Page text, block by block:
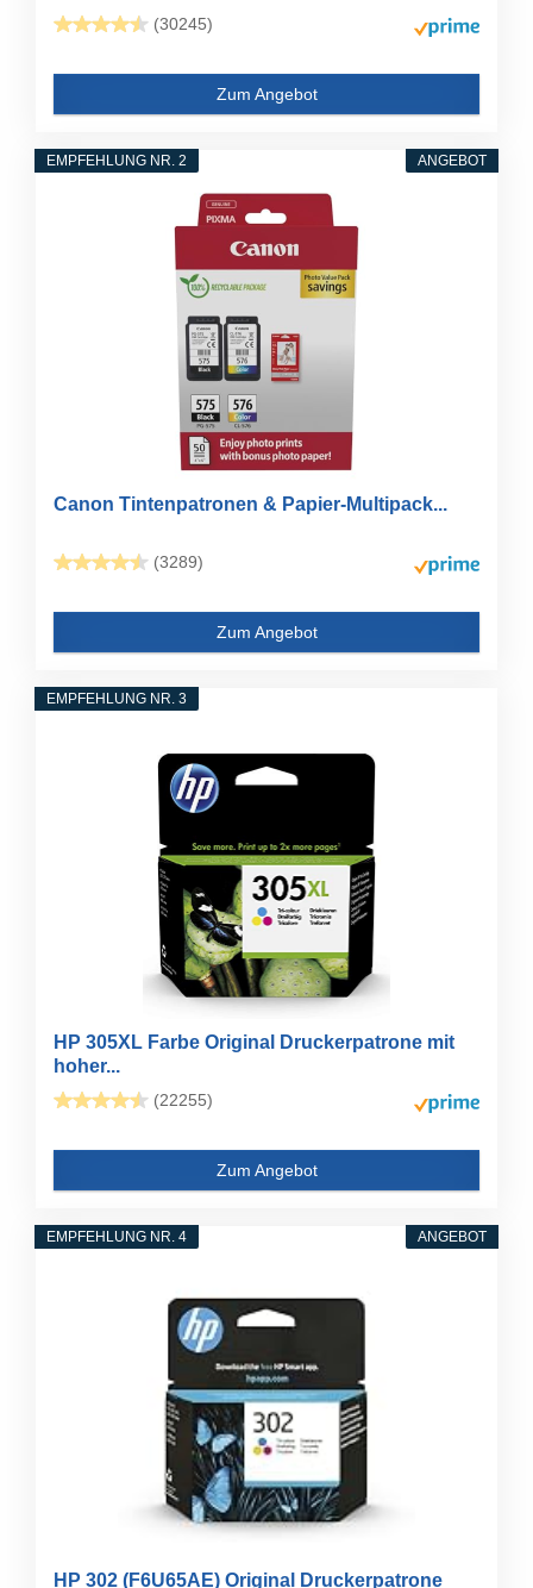
(30245)
Zum Angebot
ANGEBOT
EMPFEHLUNG NR. 2
Canon Tintenpatronen & Papier-Multipack...
(3289)
Zum Angebot
EMPFEHLUNG NR. 3
HP 305XL Farbe Original Druckerpatrone mit
hoher...
(22255)
Zum Angebot
ANGEBOT
EMPFEHLUNG NR. 4
HP 302 (F6U65AE) Original Druckerpatrone